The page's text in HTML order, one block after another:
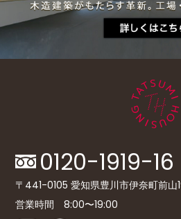
状況，連絡先情報などを利用す
（8）上記の利用目的に付随す
第４条（個人情報の第三者提供
当社は，次に掲げる場合を除い
ザーの同意を得ることなく，第
供することはありません。ただ
その他の法令で認められる場合
（1）法令に基づく場合
（2）人の生命，身体または財産
がある場合であって，本人の同
であるとき
0120-1919-16
〒441-0105 愛知県豊川市伊奈町前山
営業時間 8:00〜19:00